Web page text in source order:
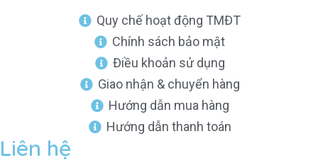
Quy chế hoạt động TMĐT
Chính sách bảo mật
Điều khoản sử dụng
Giao nhận & chuyển hàng
Hướng dẫn mua hàng
Hướng dẫn thanh toán
Liên hệ